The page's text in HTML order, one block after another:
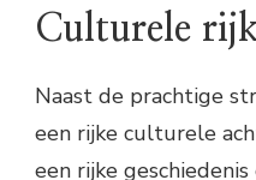
Culturele
Naast de prachtige
een rijke culturele
een rijke